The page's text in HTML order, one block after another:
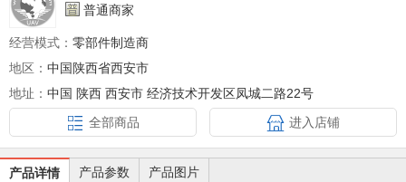
普通商家
经营模式： 零部件制造商
地区： 中国陕西省西安市
地址： 中国 陕西 西安市 经济技术开发区凤城二路22号
全部商品
进入店铺
产品详情 产品参数 产品图片